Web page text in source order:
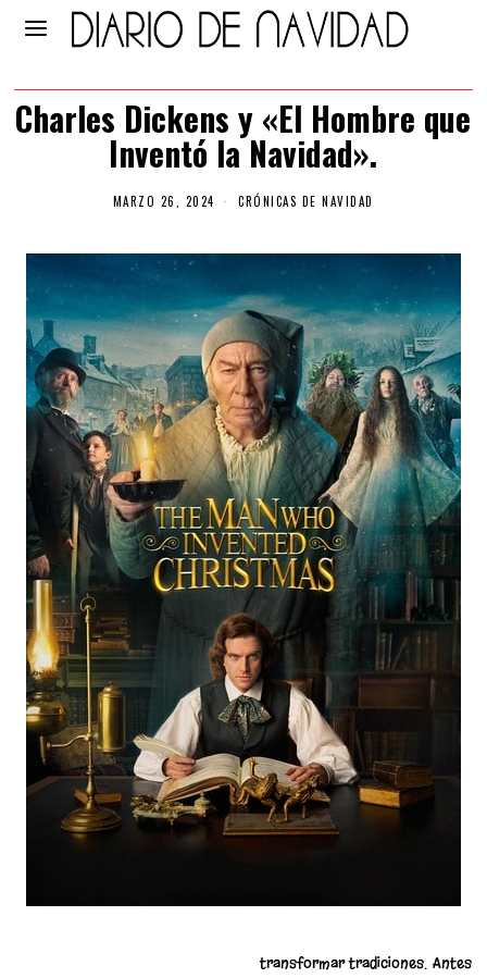
Charles Dickens y «El Hombre que
Inventó la Navidad».
MARZO 26, 2024 CRÓNICAS DE NAVIDAD
transformar tradiciones. Antes